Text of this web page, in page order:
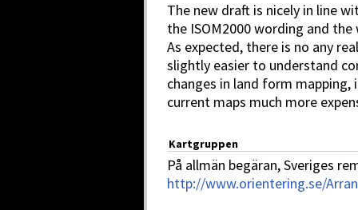
The new draft is nicely in line
the ISOM2000 wording and the
As expected, there is no any
slightly easier to understand
changes in land form
current maps much more
Kartgruppen
På allmän begäran, Sveriges
http://www.orientering.se/